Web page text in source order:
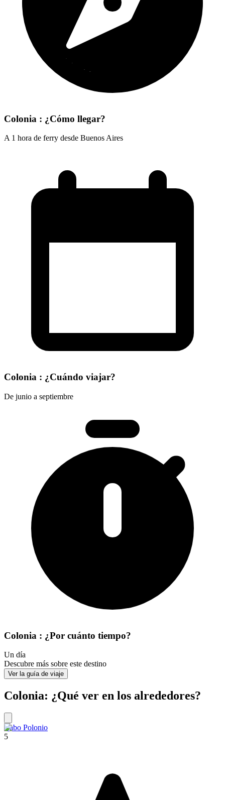
Colonia : ¿Cómo llegar?
A 1 hora de ferry desde Buenos Aires
Colonia : ¿Cuándo viajar?
De junio a septiembre
Colonia : ¿Por cuánto tiempo?
Un día
Descubre más sobre este destino
Ver la guía de viaje
Colonia: ¿Qué ver en los alrededores?
Cabo Polonio
5